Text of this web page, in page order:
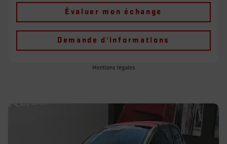
Évaluer mon échange
Demande d'informations
Mentions légales